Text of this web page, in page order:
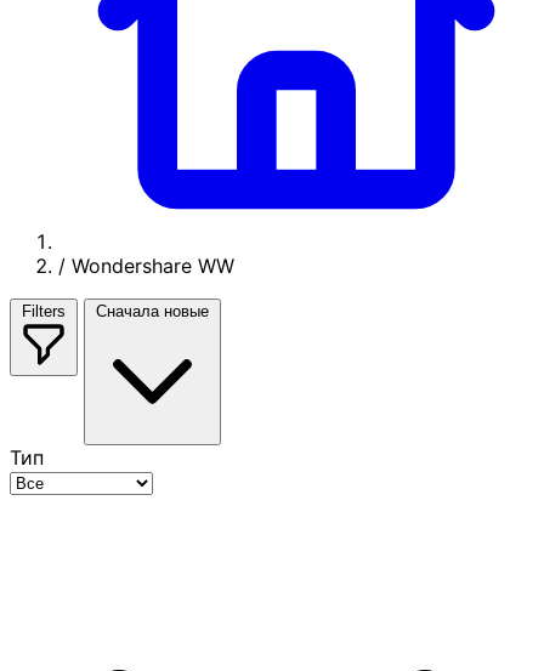
/ Wondershare WW
Filters Сначала новые
Тип